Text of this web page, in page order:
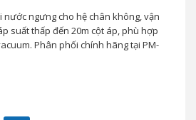
nước ngưng cho hệ chân không, vận
suất thấp đến 20m cột áp, phù hợp
Phân phối chính hãng tại PM-